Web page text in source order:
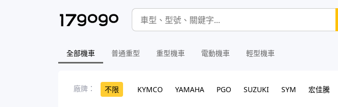
全部機車 普通重型 重型機車 電動機車 輕型機車
廠牌： 不限 KYMCO YAMAHA PGO SUZUKI SYM 宏佳騰